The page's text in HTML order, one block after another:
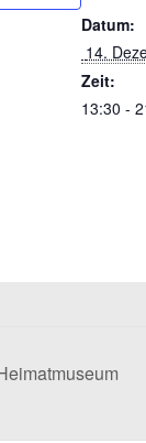
Datum:
14.
Zeit:
13:30 -